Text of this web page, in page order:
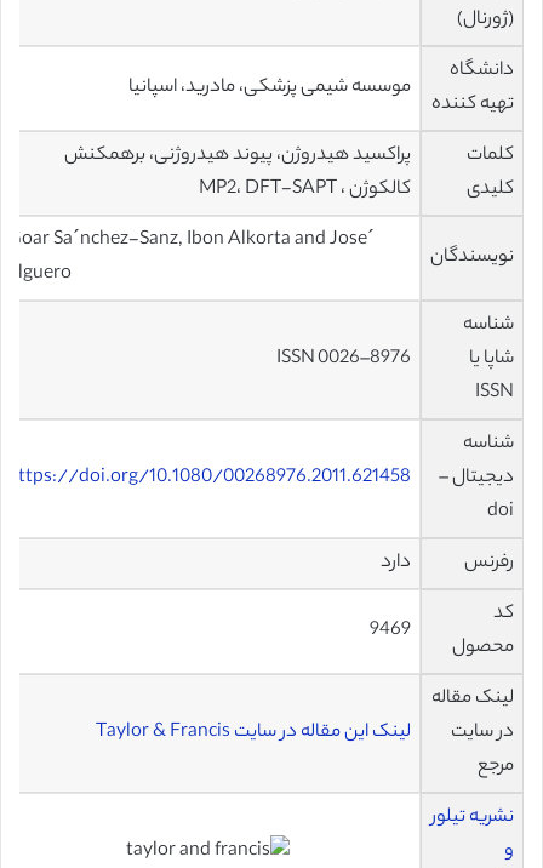
(ژورنال)
دانشگاه
تهیه کننده
موسسه شیمی پزشکی، مادرید، اسپانیا
کلمات
کلیدی
پراكسيد هيدروژن، پیوند هیدروژنی، برهمکنش
کالکوژن ، MP2، DFT-SAPT
نویسندگان
Goar Sa´nchez-Sanz, Ibon Alkorta and Jose´
Elguero
شناسه
شاپا یا
ISSN
ISSN 0026–8976
شناسه
دیجیتال –
doi
https://doi.org/10.1080/00268976.2011.621458
رفرنس
دارد
کد
محصول
9469
لینک مقاله
در سایت
مرجع
لینک این مقاله در سایت Taylor & Francis
نشریه تیلور
و